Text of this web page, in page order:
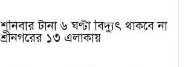
শনিবার টানা ৬ ঘণ্টা বিদ্যুৎ থাকবে না
শ্রীনগরের ১৩ এলাকায়